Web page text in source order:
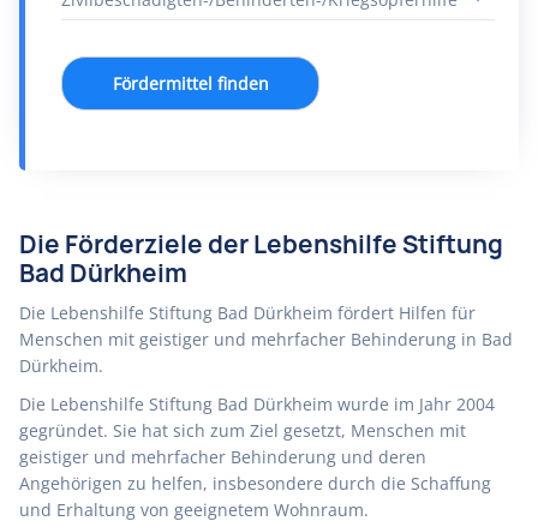
Fördermittel finden
Die Förderziele der Lebenshilfe Stiftung
Bad Dürkheim
Die Lebenshilfe Stiftung Bad Dürkheim fördert Hilfen für
Menschen mit geistiger und mehrfacher Behinderung in Bad
Dürkheim.
Die Lebenshilfe Stiftung Bad Dürkheim wurde im Jahr 2004
gegründet. Sie hat sich zum Ziel gesetzt, Menschen mit
geistiger und mehrfacher Behinderung und deren
Angehörigen zu helfen, insbesondere durch die Schaffung
und Erhaltung von geeignetem Wohnraum.